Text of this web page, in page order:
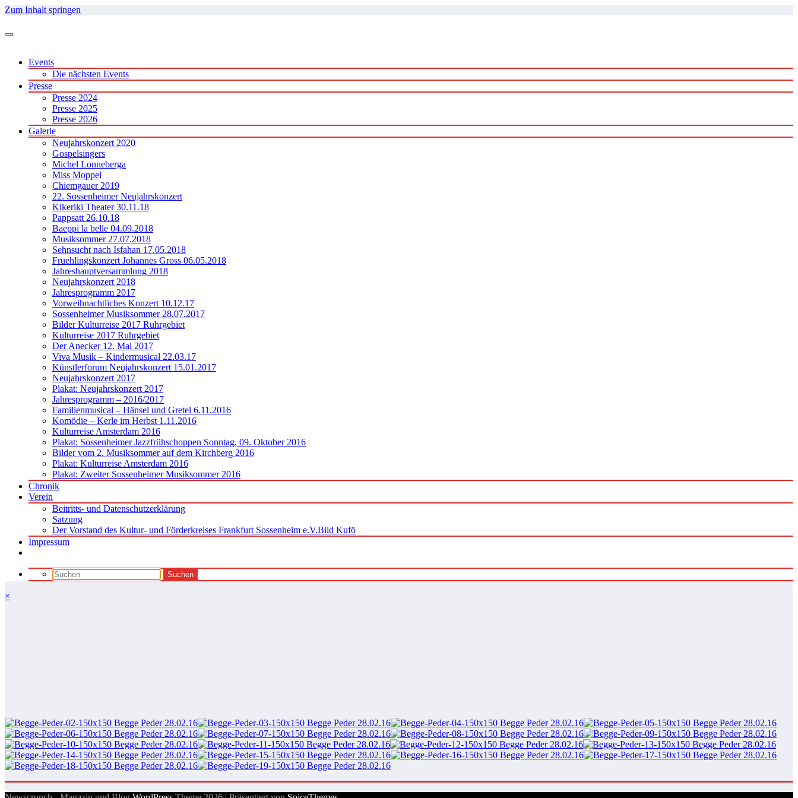
Zum Inhalt springen
Events
Die nächsten Events
Presse
Presse 2024
Presse 2025
Presse 2026
Galerie
Neujahrskonzert 2020
Gospelsingers
Michel Lonneberga
Miss Moppel
Chiemgauer 2019
22. Sossenheimer Neujahrskonzert
Kikeriki Theater 30.11.18
Pappsatt 26.10.18
Baeppi la belle 04.09.2018
Musiksommer 27.07.2018
Sehnsucht nach Isfahan 17.05.2018
Fruehlingskonzert Johannes Gross 06.05.2018
Jahreshauptversammlung 2018
Neujahrskonzert 2018
Jahresprogramm 2017
Vorweihnachtliches Konzert 10.12.17
Sossenheimer Musiksommer 28.07.2017
Bilder Kulturreise 2017 Ruhrgebiet
Kulturreise 2017 Ruhrgebiet
Der Anecker 12. Mai 2017
Viva Musik – Kindermusical 22.03.17
Künstlerforum Neujahrskonzert 15.01.2017
Neujahrskonzert 2017
Plakat: Neujahrskonzert 2017
Jahresprogramm – 2016/2017
Familienmusical – Hänsel und Gretel 6.11.2016
Komödie – Kerle im Herbst 1.11.2016
Kulturreise Amsterdam 2016
Plakat: Sossenheimer Jazzfrühschoppen Sonntag, 09. Oktober 2016
Bilder vom 2. Musiksommer auf dem Kirchberg 2016
Plakat: Kulturreise Amsterdam 2016
Plakat: Zweiter Sossenheimer Musiksommer 2016
Chronik
Verein
Beitritts- und Datenschutzerklärung
Satzung
Der Vorstand des Kultur- und Förderkreises Frankfurt Sossenheim e.V.Bild Kufö
Impressum
×